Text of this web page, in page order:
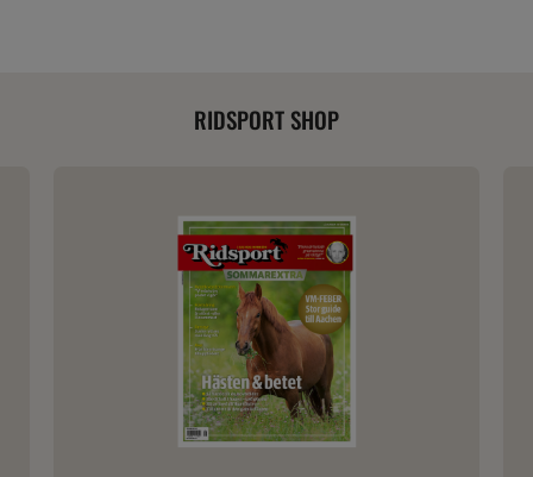
RIDSPORT SHOP